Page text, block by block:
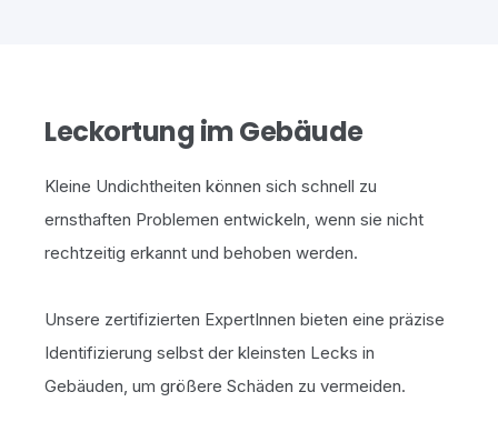
Leckortung im Gebäude
Kleine Undichtheiten können sich schnell zu
ernsthaften Problemen entwickeln, wenn sie nicht
rechtzeitig erkannt und behoben werden.
Unsere zertifizierten ExpertInnen bieten eine präzise
Identifizierung selbst der kleinsten Lecks in
Gebäuden, um größere Schäden zu vermeiden.